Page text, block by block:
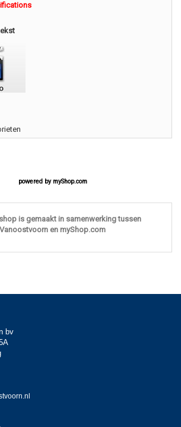
powered by myShop.com
is gemaakt in samenwerking tussen
Vanoostvoorn en myShop.com
bv